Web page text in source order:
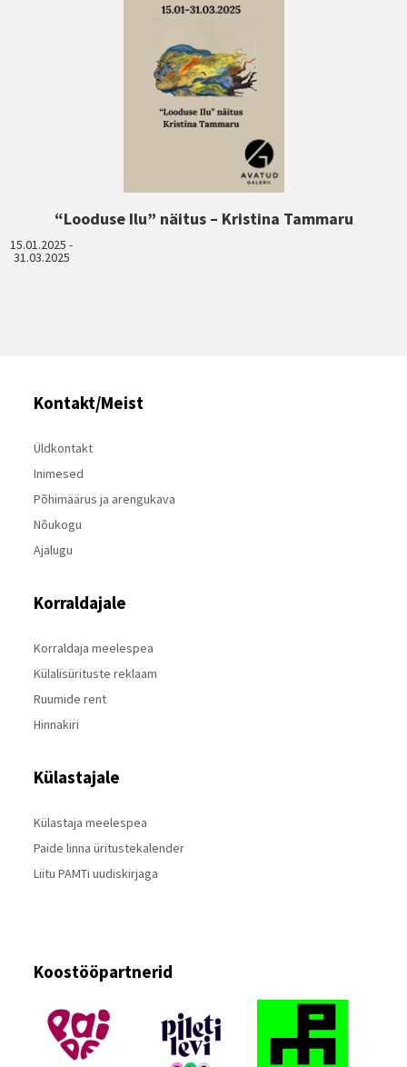
“Looduse Ilu” näitus – Kristina Tammaru
15.01.2025 -
31.03.2025
Kontakt/Meist
Üldkontakt
Inimesed
Põhimäärus ja arengukava
Nõukogu
Ajalugu
Korraldajale
Korraldaja meelespea
Külalisürituste reklaam
Ruumide rent
Hinnakiri
Külastajale
Külastaja meelespea
Paide linna üritustekalender
Liitu PAMTi uudiskirjaga
Koostööpartnerid